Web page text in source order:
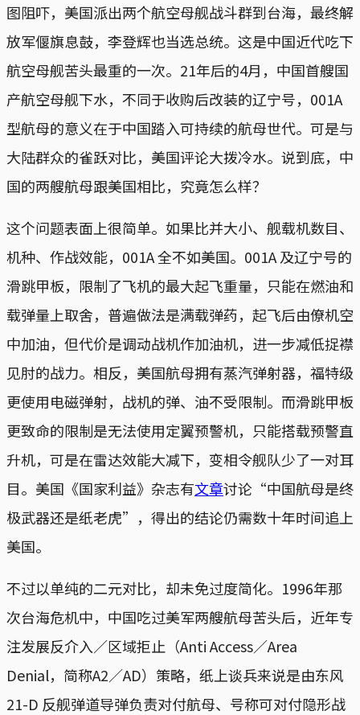
图阻吓，美国派出两个航空母舰战斗群到台海，最终解
放军偃旗息鼓，李登辉也当选总统。这是中国近代吃下
航空母舰苦头最重的一次。21年后的4月，中国首艘国
产航空母舰下水，不同于收购后改装的辽宁号，001A
型航母的意义在于中国踏入可持续的航母世代。可是与
大陆群众的雀跃对比，美国评论大拨冷水。说到底，中
国的两艘航母跟美国相比，究竟怎么样？
这个问题表面上很简单。如果比并大小、舰载机数目、
机种、作战效能，001A 全不如美国。001A 及辽宁号的
滑跳甲板，限制了飞机的最大起飞重量，只能在燃油和
载弹量上取舍，普遍做法是满载弹药，起飞后由僚机空
中加油，但代价是调动战机作加油机，进一步减低捉襟
见肘的战力。相反，美国航母拥有蒸汽弹射器，福特级
更使用电磁弹射，战机的弹、油不受限制。而滑跳甲板
更致命的限制是无法使用定翼预警机，只能搭载预警直
升机，可是在雷达效能大减下，变相令舰队少了一对耳
目。美国《国家利益》杂志有文章讨论“中国航母是终
极武器还是纸老虎”，得出的结论仍需数十年时间追上
美国。
不过以单纯的二元对比，却未免过度简化。1996年那
次台海危机中，中国吃过美军两艘航母苦头后，近年专
注发展反介入／区域拒止（Anti Access／Area
Denial，简称A2／AD）策略，纸上谈兵来说是由东风
21-D 反舰弹道导弹负责对付航母、号称可对付隐形战